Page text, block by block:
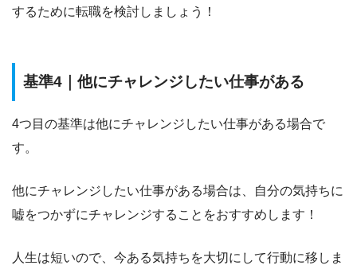
するために転職を検討しましょう！
基準4｜他にチャレンジしたい仕事がある
4つ目の基準は他にチャレンジしたい仕事がある場合で
す。
他にチャレンジしたい仕事がある場合は、自分の気持ちに
嘘をつかずにチャレンジすることをおすすめします！
人生は短いので、今ある気持ちを大切にして行動に移しま